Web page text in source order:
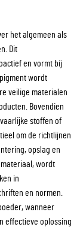
het algemeen als
Dit
en vormt bij
wordt
veilige materialen
Bovendien
stoffen of
om de richtlijnen
opslag en
wordt
in
en normen.
wanneer
effectieve oplossing